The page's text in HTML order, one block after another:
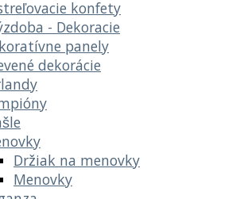
konfety
- Dekoracie
panely
dekorácie
Držiak na menovky
Menovky